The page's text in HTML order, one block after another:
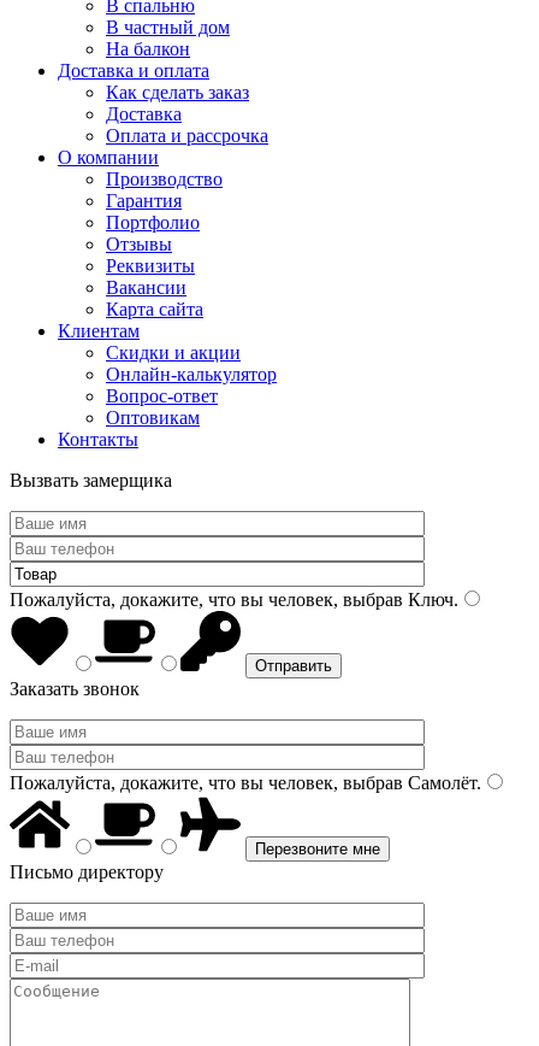
В спальню
В частный дом
На балкон
Доставка и оплата
Как сделать заказ
Доставка
Оплата и рассрочка
О компании
Производство
Гарантия
Портфолио
Отзывы
Реквизиты
Вакансии
Карта сайта
Клиентам
Скидки и акции
Онлайн-калькулятор
Вопрос-ответ
Оптовикам
Контакты
Вызвать замерщика
Пожалуйста, докажите, что вы человек, выбрав Ключ.
Заказать звонок
Пожалуйста, докажите, что вы человек, выбрав Самолёт.
Письмо директору